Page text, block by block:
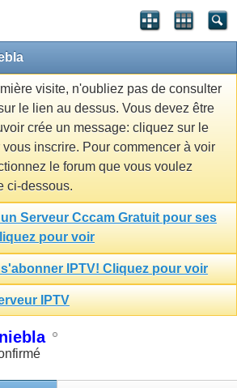
visite, n'oubliez pas de consulter
le lien au dessus. Vous devez être
crée un message: cliquez sur le
vous inscrire. Pour commencer à voir
le forum que vous voulez
ci-dessous.
Serveur Cccam Gratuit pour ses
pour voir
IPTV! Cliquez pour voir
IPTV